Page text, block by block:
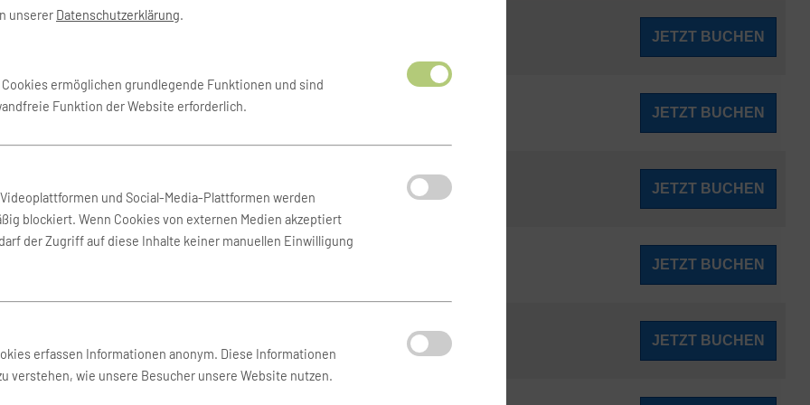
JETZT BUCHEN
2027-25. Jan. 2027 JETZT BUCHEN
2027 - 25. Jan. 2027 ab JETZT BUCHEN
JETZT BUCHEN
ab JETZT BUCHEN
unserer Datenschutzerklärung.
Cookies ermöglichen grundlegende Funktionen und sind
Funktion der Website erforderlich.
und Social-Media-Plattformen werden
blockiert. Wenn Cookies von externen Medien akzeptiert
der Zugriff auf diese Inhalte keiner manuellen Einwilligung
erfassen Informationen anonym. Diese Informationen
verstehen, wie unsere Besucher unsere Website nutzen.